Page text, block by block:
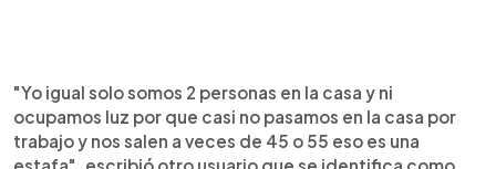
"Yo igual solo somos 2 personas en la casa y ni
ocupamos luz por que casi no pasamos en la casa por
trabajo y nos salen a veces de 45 o 55 eso es una